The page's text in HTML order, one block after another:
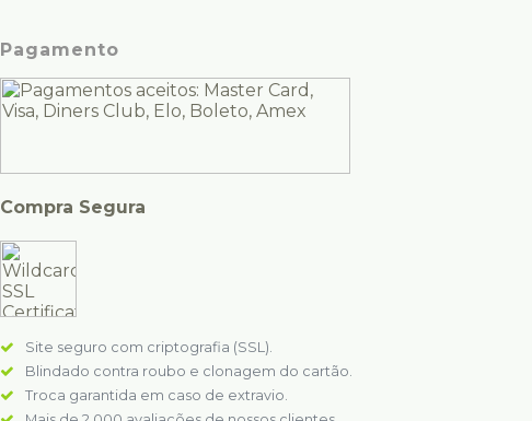
Pagamento
Compra Segura
Site seguro com criptografia (SSL).
Blindado contra roubo e clonagem do cartão.
Troca garantida em caso de extravio.